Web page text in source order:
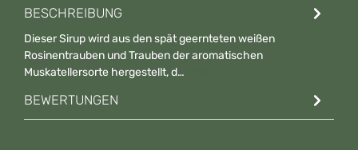
BESCHREIBUNG
Dieser Sirup wird aus den spät geernteten weißen
Rosinentrauben und Trauben der aromatischen
Muskatellersorte hergestellt, d…
BEWERTUNGEN